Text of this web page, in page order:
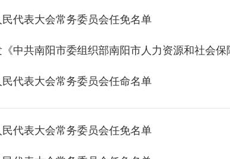
代表大会常务委员会任免名单
代表大会常务委员会任命名单
代表大会常务委员会任免名单